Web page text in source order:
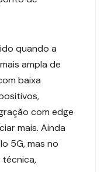
quando a
ampla de
baixa
com edge
mais. Ainda
5G, mas no